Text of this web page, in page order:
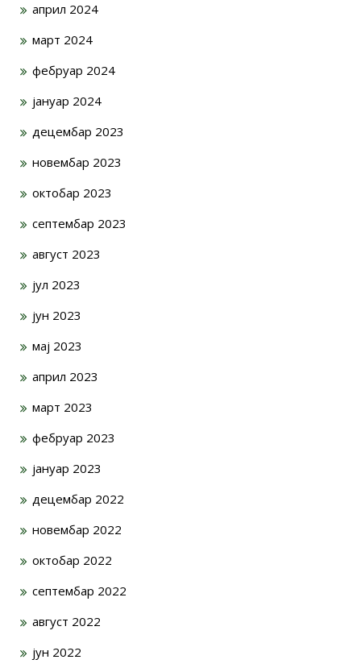
април 2024
март 2024
фебруар 2024
јануар 2024
децембар 2023
новембар 2023
октобар 2023
септембар 2023
август 2023
јул 2023
јун 2023
мај 2023
април 2023
март 2023
фебруар 2023
јануар 2023
децембар 2022
новембар 2022
октобар 2022
септембар 2022
август 2022
јун 2022